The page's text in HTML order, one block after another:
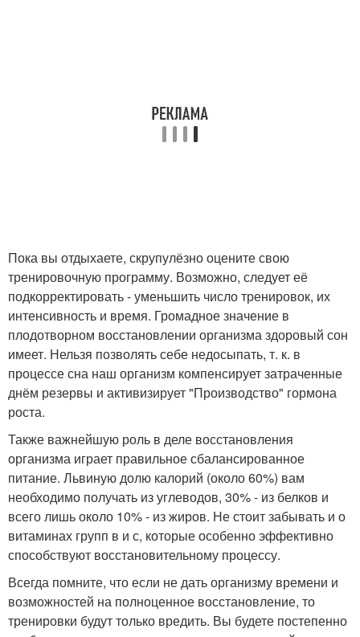
Пока вы отдыхаете, скрупулёзно оцените свою
тренировочную программу. Возможно, следует её
подкорректировать - уменьшить число тренировок, их
интенсивность и время. Громадное значение в
плодотворном восстановлении организма здоровый сон
имеет. Нельзя позволять себе недосыпать, т. к. в
процессе сна наш организм компенсирует затраченные
днём резервы и активизирует "Производство" гормона
роста.
Также важнейшую роль в деле восстановления
организма играет правильное сбалансированное
питание. Львиную долю калорий (около 60%) вам
необходимо получать из углеводов, 30% - из белков и
всего лишь около 10% - из жиров. Не стоит забывать и о
витаминах групп в и с, которые особенно эффективно
способствуют восстановительному процессу.
Всегда помните, что если не дать организму времени и
возможностей на полноценное восстановление, то
тренировки будут только вредить. Вы будете постепенно